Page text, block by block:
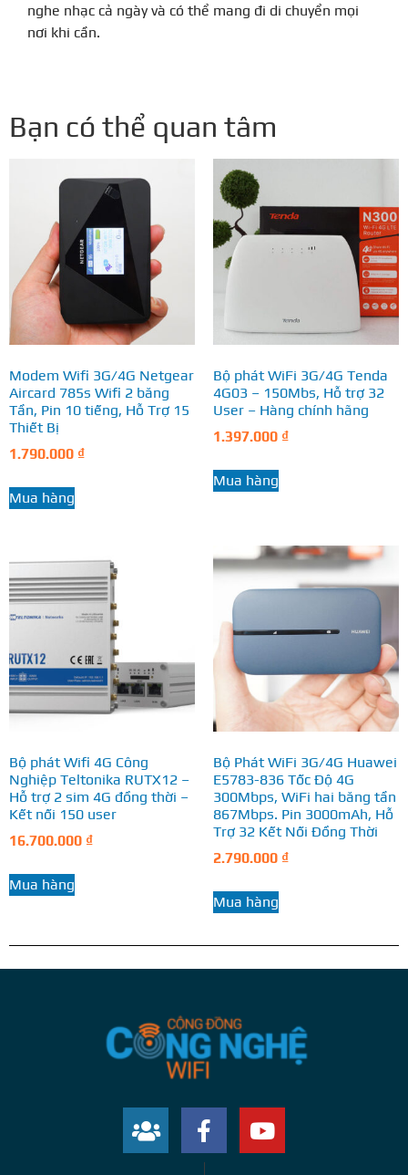
nghe nhạc cả ngày và có thể mang đi di chuyển mọi
nơi khi cần.
Bạn có thể quan tâm
Modem Wifi 3G/4G Netgear
Aircard 785s Wifi 2 băng
Tần, Pin 10 tiếng, Hỗ Trợ 15
Thiết Bị
1.790.000 ₫
Mua hàng
Bộ phát WiFi 3G/4G Tenda
4G03 – 150Mbs, Hỗ trợ 32
User – Hàng chính hãng
1.397.000 ₫
Mua hàng
Bộ phát Wifi 4G Công
Nghiệp Teltonika RUTX12 –
Hỗ trợ 2 sim 4G đồng thời –
Kết nối 150 user
16.700.000 ₫
Mua hàng
Bộ Phát WiFi 3G/4G Huawei
E5783-836 Tốc Độ 4G
300Mbps, WiFi hai băng tần
867Mbps. Pin 3000mAh, Hỗ
Trợ 32 Kết Nối Đồng Thời
2.790.000 ₫
Mua hàng